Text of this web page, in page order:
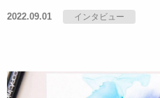
2022.09.01 インタビュー